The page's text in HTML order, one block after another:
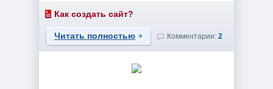
Как создать сайт?
Читать полностью Комментарии: 2